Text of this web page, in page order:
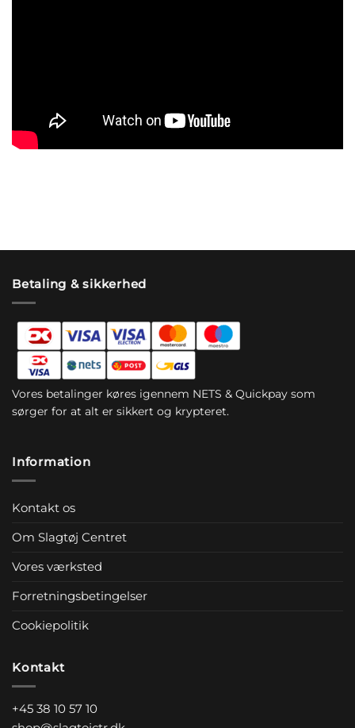
Betaling & sikkerhed
Vores betalinger køres igennem NETS & Quickpay som
sørger for at alt er sikkert og krypteret.
Information
Kontakt os
Om Slagtøj Centret
Vores værksted
Forretningsbetingelser
Cookiepolitik
Kontakt
+45 38 10 57 10